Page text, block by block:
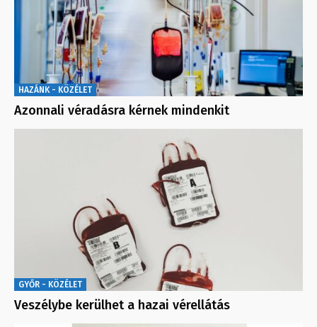
HAZÁNK - KÖZÉLET
Azonnali véradásra kérnek mindenkit
GYŐR - KÖZÉLET
Veszélybe kerülhet a hazai vérellátás